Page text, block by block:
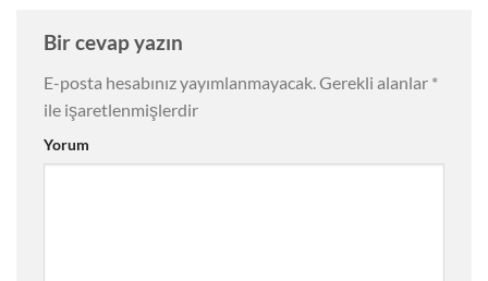
Bir cevap yazın
E-posta hesabınız yayımlanmayacak.Gerekli alanlar *
ile işaretlenmişlerdir
Yorum